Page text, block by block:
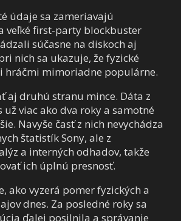
údaje sa zameriavajú
veľké first-party blockbuster
súčasne na diskoch aj
nich sa ukazuje, že fyzické
hráčmi mimoriadne populárne.
aj druhú stranu mince. Dáta z
viac ako dva roky a samotné
Navyše časť z nich nevychádza
štatistík Sony, ale z
a interných odhadov, takže
ich úplnú presnosť.
ako vyzerá pomer fyzických a
dnes. Za posledné roky sa
ďalej posilnila a správanie